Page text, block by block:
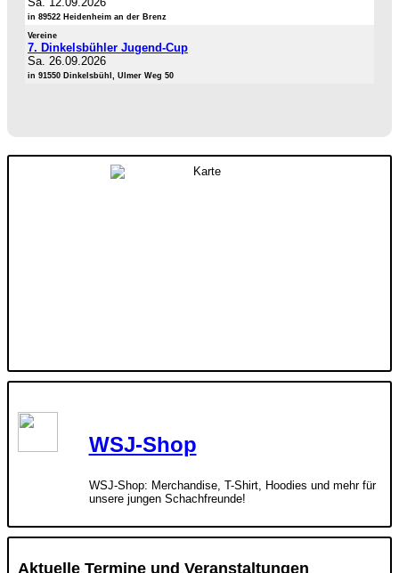
in 89522 Heidenheim an der Brenz
Vereine
7. Dinkelsbühler Jugend-Cup
Sa. 26.09.2026
in 91550 Dinkelsbühl, Ulmer Weg 50
WSJ-Shop
WSJ-Shop: Merchandise, T-Shirt, Hoodies und mehr für
unsere jungen Schachfreunde!
Aktuelle Termine und Veranstaltungen